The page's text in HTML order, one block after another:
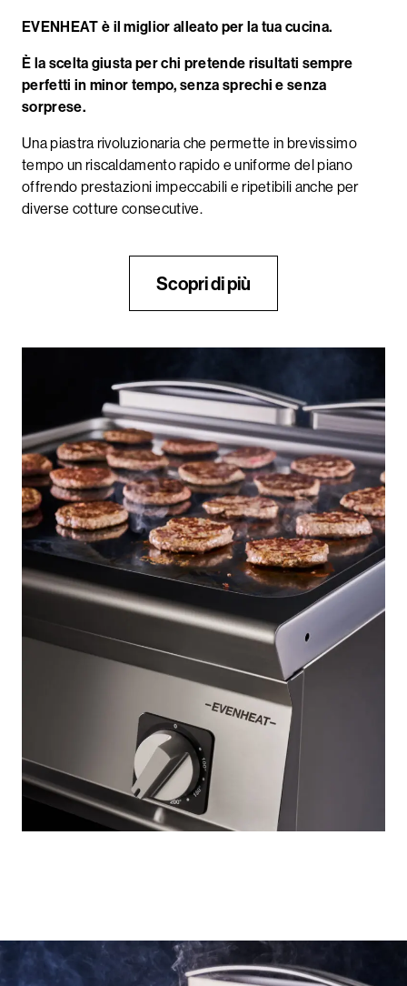
EVENHEAT è il miglior alleato per la tua cucina.
È la scelta giusta per chi pretende risultati sempre
perfetti in minor tempo, senza sprechi e senza
sorprese.
Una piastra rivoluzionaria che permette in brevissimo
tempo un riscaldamento rapido e uniforme del piano
offrendo prestazioni impeccabili e ripetibili anche per
diverse cotture consecutive.
Scopri di più